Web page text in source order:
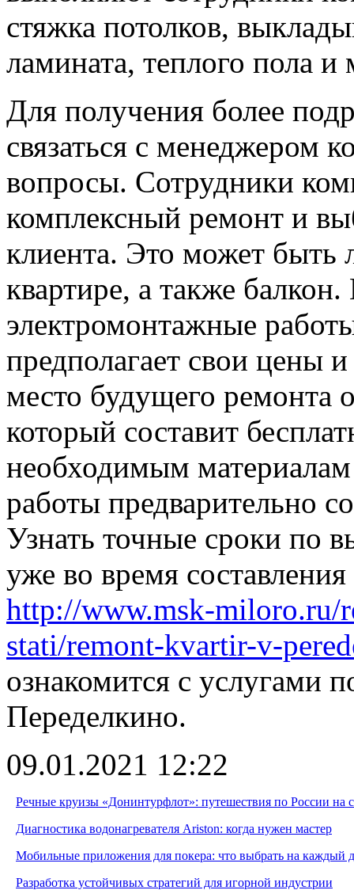
стяжка потолков,
ламината, теплого пола и
Для получения более
связаться с менеджером
вопросы. Сотрудники
комплексный ремонт и
клиента. Это может быть
квартире, а также
электромонтажные
предполагает свои цены
место будущего ремонта
который составит
необходимым
работы предварительно
Узнать точные сроки по
уже во время
http://www.msk-miloro.ru/
stati/remont-kvartir-v-
ознакомится с услугами
Переделкино.
09.01.2021 12:22
Речные круизы «Донинтурфлот»: путешествия по России на
Диагностика водонагревателя Ariston: когда нужен мастер
Мобильные приложения для покера: что выбрать на каждый
Разработка устойчивых стратегий для игорной индустрии